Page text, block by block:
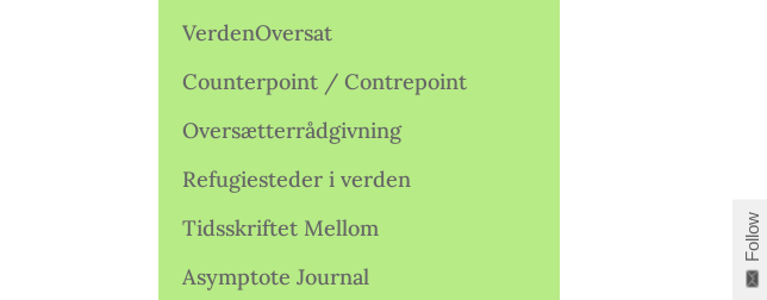
VerdenOversat
Counterpoint / Contrepoint
Oversætterrådgivning
Refugiesteder i verden
Tidsskriftet Mellom
Asymptote Journal
Follow